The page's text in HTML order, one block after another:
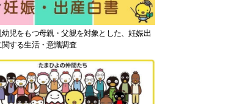
児をもつ母親・父親を対象とした、妊娠出
する生活・意識調査